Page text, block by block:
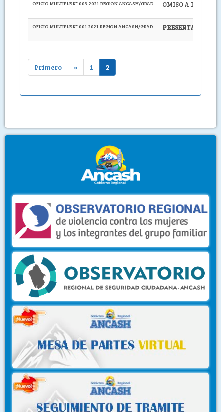
OFICIO MULTIPLE N° 003-2021-REGION ANCASH/GRAD OMISO A LA
OFICIO MULTIPLE N° 001-2021-REGION ANCASH/GRAD PRESENTACIÓN Y
Primero « 1 2